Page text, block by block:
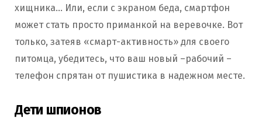
хищника… Или, если с экраном беда, смартфон
может стать просто приманкой на веревочке. Вот
только, затеяв «смарт-активность» для своего
питомца, убедитесь, что ваш новый –рабочий –
телефон спрятан от пушистика в надежном месте.
Дети шпионов